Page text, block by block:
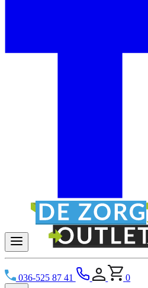
036-525 87 41 0